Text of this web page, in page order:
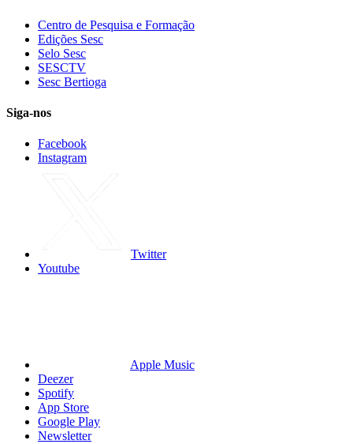
Centro de Pesquisa e Formação
Edições Sesc
Selo Sesc
SESCTV
Sesc Bertioga
Siga-nos
Facebook
Instagram
Twitter
Youtube
Apple Music
Deezer
Spotify
App Store
Google Play
Newsletter